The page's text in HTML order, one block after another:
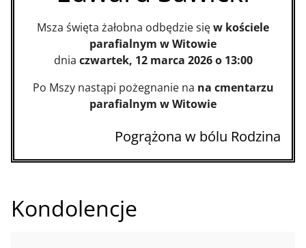
Msza święta żałobna odbędzie sięw kościele
parafialnym w Witowie
dnia czwartek, 12 marca 2026 o 13:00
Po Mszy nastąpi pożegnanie na na cmentarzu
parafialnym w Witowie
Pogrążona w bólu Rodzina
Kondolencje